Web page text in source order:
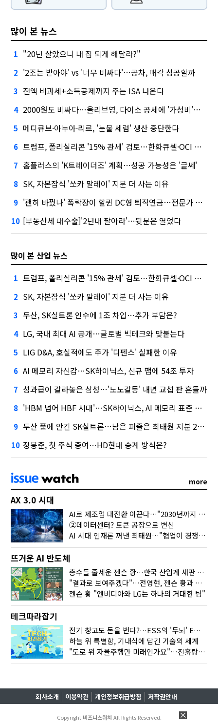
많이 본 뉴스
1 "20년 살았으니 내 집 되게 해달라?"
2 '2조는 받아야' vs '너무 비싸다'…공차, 매각 성공할까
3 전액 비과세+소득공제까지 주는 ISA 나온다
4 2000원도 비싸다…올리브영, 다이소 공세에 '가성비'로 맞불
5 메디큐브·아누아·리르, '눈물 세럼' 생산 중단한다
6 트럼프, 폴리실리콘 '15% 관세' 검토…한화큐셀·OCI 영향은?
7 홈플러스의 'K트레이더조' 계획…성공 가능성은 '글쎄'
8 SK, 자본잠식 '쏘카 말레이' 지분 더 사는 이유
9 '괜히 바꿨나' 폭락장이 할퀸 DC형 퇴직연금…전문가 조언은
10 [부동산세 대수술]'2년내 팔아라'…뒷문은 열었다
많이 본 산업 뉴스
1 트럼프, 폴리실리콘 '15% 관세' 검토…한화큐셀·OCI 영향은?
2 SK, 자본잠식 '쏘카 말레이' 지분 더 사는 이유
3 두산, SK실트론 인수에 1조 차입…추가 부담은?
4 LG, 국내 최대 AI 공개…글로벌 빅테크와 맞붙는다
5 LIG D&A, 호실적에도 주가 '디펜스' 실패한 이유
6 AI 메모리 자신감…SK하이닉스, 신규 팹에 54조 투자
7 성과급이 갈라놓은 삼성…'노노갈등' 내년 교섭 판 흔들까
8 'HBM 넘어 HBF 시대'…SK하이닉스, AI 메모리 표준 선점 나섰다
9 두산 품에 안긴 SK실트론…남은 퍼즐은 최태원 지분 29.4%
10 정몽준, 첫 주식 증여…HD현대 승계 방식은?
more
AX 3.0 시대
AI로 제조업 대전환 이끈다…"2030년까지 민관합동 20조 투자"
②데이터센터? 토큰 공장으로 변신
AI 시대 인재론 꺼낸 최태원…"협업이 경쟁력"
뜨거운 AI 반도체
총수들 줄세운 젠슨 황…한국 산업계 새판 짰다
"결과로 보여주겠다"…전영현, 젠슨 황과 HBM5 논의
젠슨 황 "엔비디아와 LG는 하나의 거대한 팀"
테크따라잡기
전기 창고도 돈을 번다?…ESS의 '두뇌' EMO가 뭐길래
하늘 위 특별함, 기내식에 담긴 기술의 세계
"도로 위 자율주행만 미래인가요"…진흙탕서 길 내는 HD현대 AI 기술
회사소개 이용약관 개인정보취급방침 저작권안내
Copyright 비즈니스워치 All Rights Reserved.